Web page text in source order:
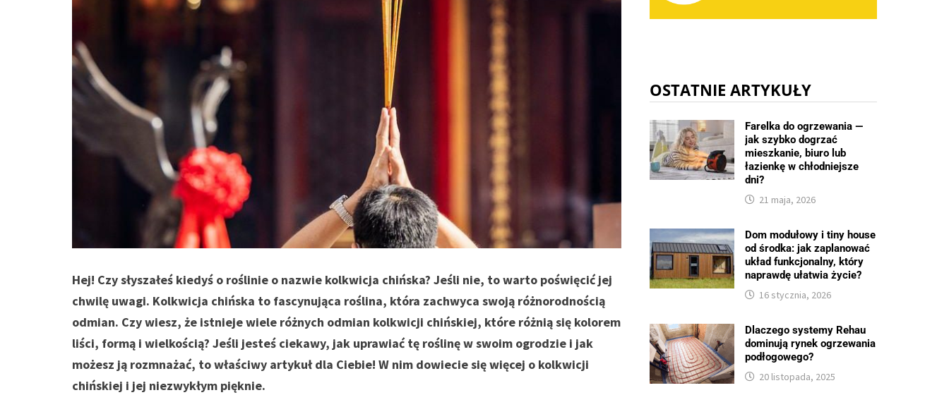
Hej! Czy słyszałeś kiedyś o roślinie o nazwie kolkwicja chińska? Jeśli nie, to warto poświęcić jej
chwilę uwagi. Kolkwicja chińska to fascynująca roślina, która zachwyca swoją różnorodnością
odmian. Czy wiesz, że istnieje wiele różnych odmian kolkwicji chińskiej, które różnią się kolorem
liści, formą i wielkością? Jeśli jesteś ciekawy, jak uprawiać tę roślinę w swoim ogrodzie i jak
możesz ją rozmnażać, to właściwy artykuł dla Ciebie! W nim dowiecie się więcej o kolkwicji
chińskiej i jej niezwykłym pięknie.
OSTATNIE ARTYKUŁY
Farelka do ogrzewania —
jak szybko dogrzać
mieszkanie, biuro lub
łazienkę w chłodniejsze
dni?
21 maja, 2026
Dom modułowy i tiny house
od środka: jak zaplanować
układ funkcjonalny, który
naprawdę ułatwia życie?
16 stycznia, 2026
Dlaczego systemy Rehau
dominują rynek ogrzewania
podłogowego?
20 listopada, 2025